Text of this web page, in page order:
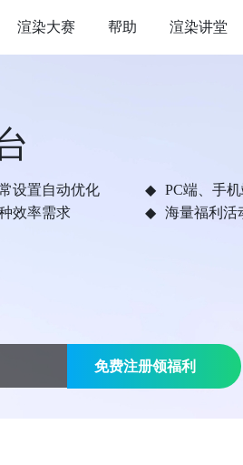
渲染大赛 帮助 渲染讲堂
设置自动优化
PC端、手
效率需求
海量福利活
免费注册领福利